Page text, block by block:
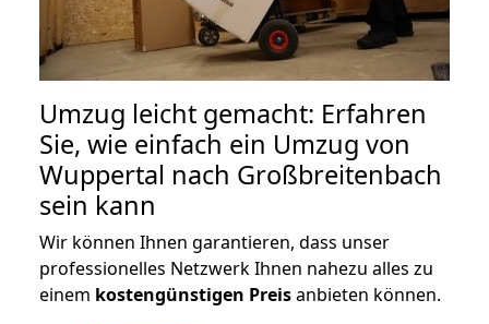
Umzug leicht gemacht: Erfahren
Sie, wie einfach ein Umzug von
Wuppertal nach Großbreitenbach
sein kann
Wir können Ihnen garantieren, dass unser
professionelles Netzwerk Ihnen nahezu alles zu
einem kostengünstigen Preisanbieten können.